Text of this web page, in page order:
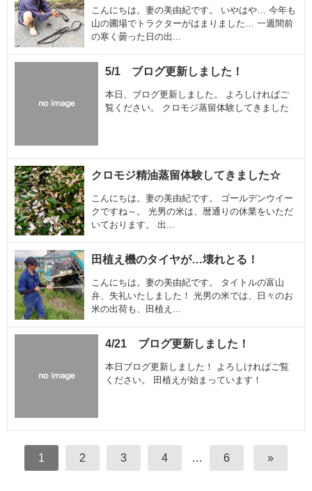
こんにちは。妻の美由紀です。 いやはや… 今年も
山の圃場でトラクターがはまりました… 一週間前
の寒く曇った日の出...
5/1 ブログ更新しました！
本日、ブログ更新しました。 よろしければご
覧ください。 クロモジ蒸留体験してきました
クロモジ精油蒸留体験してきました☆
こんにちは。妻の美由紀です。 ゴールデンウイー
クですね～。 光男の米は、暦通りの休業をいただ
いております。 出...
田植え機のタイヤが…壊れとる！
こんにちは。妻の美由紀です。 タイトルの富山
弁、失礼いたしました！ 光男の米では、日々のお
米の出荷も、田植え...
4/21 ブログ更新しました！
本日ブログ更新しました！ よろしければご覧
ください。 田植えが始まっています！
1 2 3 4 … 6 »